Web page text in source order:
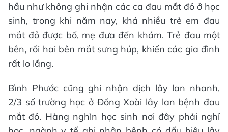
hầu như không ghi nhận các ca đau mắt đỏ ở học
sinh, trong khi năm nay, khá nhiều trẻ em đau
mắt đỏ được bố, mẹ đưa đến khám. Trẻ đau một
bên, rồi hai bên mắt sưng húp, khiến các gia đình
rất lo lắng.
Bình Phước cũng ghi nhận dịch lây lan nhanh,
2/3 số trường học ở Đồng Xoài lây lan bệnh đau
mắt đỏ. Hàng nghìn học sinh nơi đây phải nghỉ